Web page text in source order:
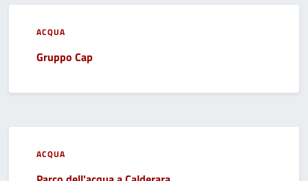
ACQUA
Gruppo Cap
ACQUA